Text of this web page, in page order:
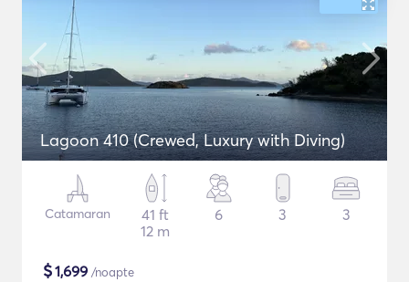
Lagoon 410 (Crewed, Luxury with Diving)
Catamaran
41 ft
12 m
6 3 3
$1,699 /noapte